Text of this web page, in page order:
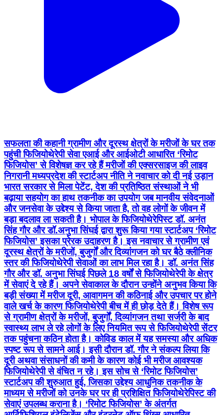
सफलता की कहानी ग्रामीण और दूरस्थ क्षेत्रों के मरीजों के घर तक
पहुंची फिजियोथेरेपी सेवा एआई और आईओटी आधारित ‘रिमोट
फिजियोस’ से विशेषज्ञ कर रहे हैं मरीजों की एक्सरसाइज की लाइव
निगरानी मध्यप्रदेश की स्टार्टअप नीति ने नवाचार को दी नई उड़ान
भारत सरकार से मिला पेटेंट, देश की प्रतिष्ठित संस्थाओं ने भी
बढ़ाया सहयोग का हाथ तकनीक का उपयोग जब मानवीय संवेदनाओं
और जनसेवा के उद्देश्य से किया जाता है, तो वह लोगों के जीवन में
बड़ा बदलाव ला सकती है। भोपाल के फिजियोथेरेपिस्ट डॉ. अनंत
सिंह गौर और डॉ.अनुभा सिंघई द्वारा शुरू किया गया स्टार्टअप ‘रिमोट
फिजियोस’ इसका प्रेरक उदाहरण है। इस नवाचार से ग्रामीण एवं
दूरस्थ क्षेत्रों के मरीजों, बुजुर्गों और दिव्यांगजन को घर बैठे क्लीनिक
स्तर की फिजियोथेरेपी सेवाओं का लाभ मिल रहा है। डॉ. अनंत सिंह
गौर और डॉ. अनुभा सिंघई पिछले 18 वर्षों से फिजियोथेरेपी के क्षेत्र
में सेवाएं दे रहे हैं। अपने सेवाकाल के दौरान उन्होंने अनुभव किया कि
बड़ी संख्या में मरीज दूरी, आवागमन की कठिनाई और उपचार पर होने
वाले खर्च के कारण फिजियोथेरेपी बीच में ही छोड़ देते हैं। विशेष रूप
से ग्रामीण क्षेत्रों के मरीजों, बुजुर्गों, दिव्यांगजन तथा सर्जरी के बाद
स्वास्थ्य लाभ ले रहे लोगों के लिए नियमित रूप से फिजियोथेरेपी सेंटर
तक पहुंचना कठिन होता है। कोविड काल में यह समस्या और अधिक
स्पष्ट रूप से सामने आई। इसी दौरान डॉ. गौर ने संकल्प लिया कि
दूरी अथवा संसाधनों की कमी के कारण कोई भी मरीज आवश्यक
फिजियोथेरेपी से वंचित न रहे। इस सोच से ‘रिमोट फिजियोस’
स्टार्टअप की शुरुआत हुई, जिसका उद्देश्य आधुनिक तकनीक के
माध्यम से मरीजों को उनके घर पर ही प्रशिक्षित फिजियोथेरेपिस्ट की
सेवाएं उपलब्ध कराना है। ‘रिमोट फिजियोस’ के अंतर्गत